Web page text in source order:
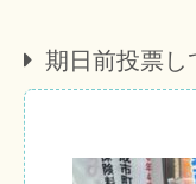
期日前投票し